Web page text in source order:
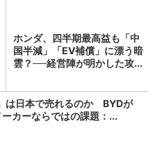
ホンダ、四半期最高益も「中
国半減」「EV補償」に漂う暗
雲？──経営陣が明かした攻...
は日本で売れるのか BYDが
カーならではの課題：...